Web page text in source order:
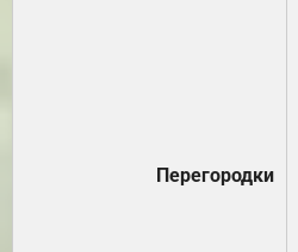
Перегородки